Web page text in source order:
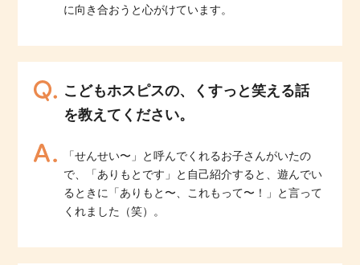
に向き合おうと心がけています。
こどもホスピスの、くすっと笑える話
を教えてください。
「せんせい〜」と呼んでくれるお子さんがいたの
で、「ありもとです」と自己紹介すると、遊んでい
るときに「ありもと〜、これもって〜！」と言って
くれました（笑）。